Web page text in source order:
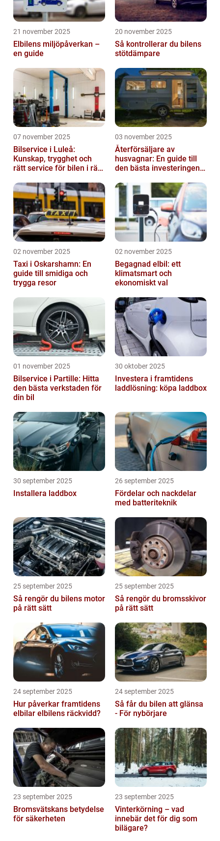
21 november 2025
Elbilens miljöpåverkan –
en guide
20 november 2025
Så kontrollerar du bilens
stötdämpare
07 november 2025
Bilservice i Luleå:
Kunskap, trygghet och
rätt service för bilen i rätt
03 november 2025
Återförsäljare av
husvagnar: En guide till
den bästa investeringen
02 november 2025
Taxi i Oskarshamn: En
guide till smidiga och
trygga resor
02 november 2025
Begagnad elbil: ett
klimatsmart och
ekonomiskt val
01 november 2025
Bilservice i Partille: Hitta
den bästa verkstaden för
din bil
30 oktober 2025
Investera i framtidens
laddlösning: köpa laddbox
30 september 2025
Installera laddbox
26 september 2025
Fördelar och nackdelar
med batteriteknik
25 september 2025
Så rengör du bilens motor
på rätt sätt
25 september 2025
Så rengör du bromsskivor
på rätt sätt
24 september 2025
Hur påverkar framtidens
elbilar elbilens räckvidd?
24 september 2025
Så får du bilen att glänsa
- För nybörjare
23 september 2025
Bromsvätskans betydelse
för säkerheten
23 september 2025
Vinterkörning – vad
innebär det för dig som
bilägare?